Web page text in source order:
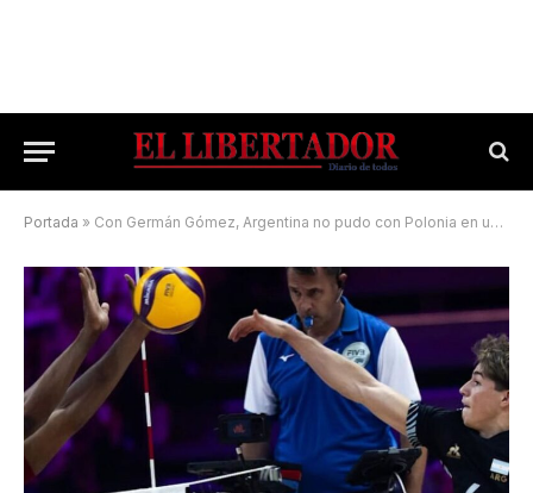
Portada » Con Germán Gómez, Argentina no pudo con Polonia en un partido histórico